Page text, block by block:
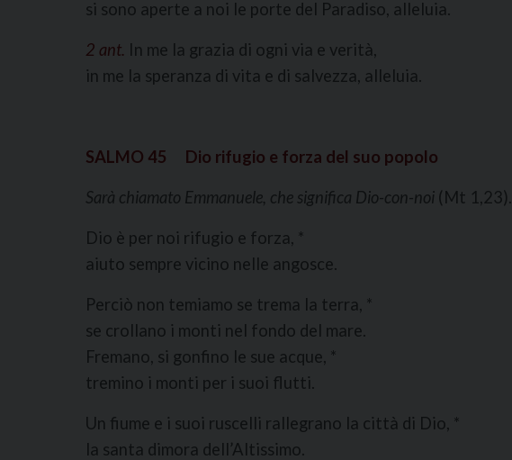
si sono aperte a noi le porte del Paradiso, alleluia.
2 ant. In me la grazia di ogni via e verità,
in me la speranza di vita e di salvezza, alleluia.
SALMO 45 Dio rifugio e forza del suo popolo
Sarà chiamato Emmanuele, che significa Dio-con-noi (Mt 1,23).
Dio è per noi rifugio e forza, *
aiuto sempre vicino nelle angosce.
Perciò non temiamo se trema la terra, *
se crollano i monti nel fondo del mare.
Fremano, si gonfino le sue acque, *
tremino i monti per i suoi flutti.
Un fiume e i suoi ruscelli rallegrano la città di Dio, *
la santa dimora dell’Altissimo.